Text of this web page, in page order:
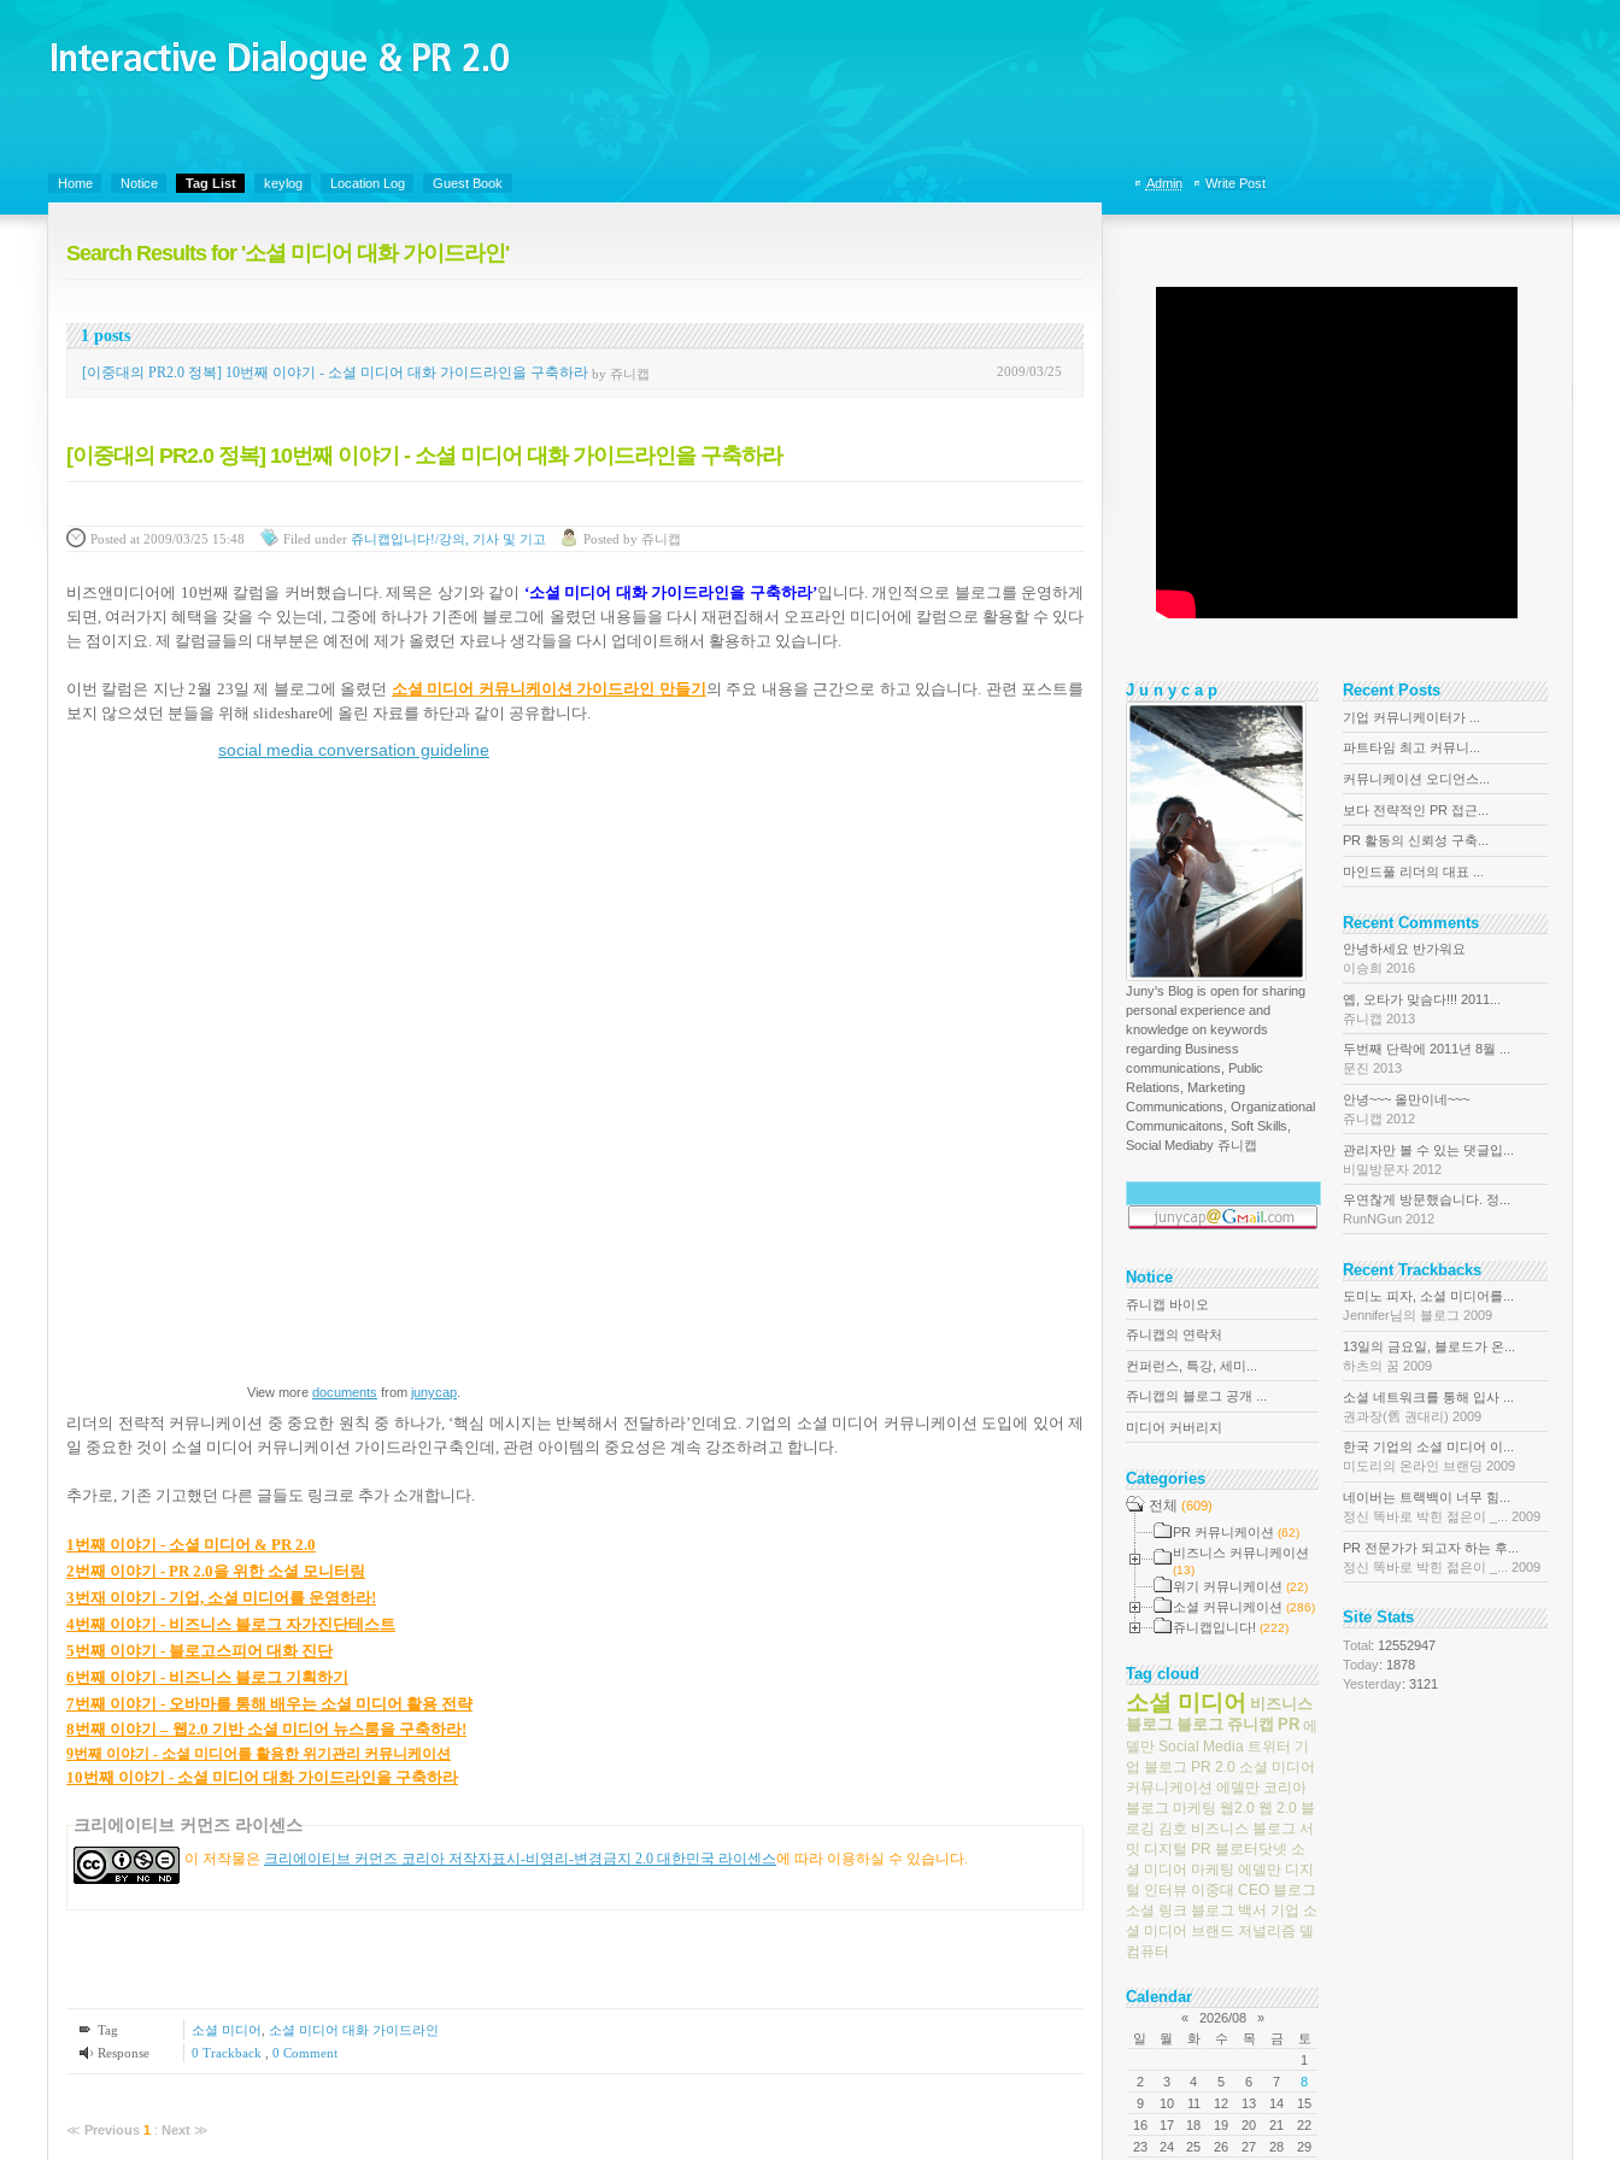
Interactive Dialogue &
PR 2.0
Home Notice Tag List keylog Location Log Guest Book
Search Results for '소셜 미디어 대화 가이드라인'
1 posts
2009/03/25
[이중대의 PR2.0 정복] 10번째 이야기 - 소셜 미디어 대화 가이드라인을 구축하라 by 쥬니캡
[이중대의 PR2.0 정복] 10번째 이야기 - 소셜 미디어 대화 가이드라인을 구축하라
Posted at 2009/03/25 15:48 Filed under 쥬니캡입니다!/강의, 기사 및 기고 Posted by 쥬니캡
비즈앤미디어에 10번째 칼럼을 커버했습니다. 제목은 상기와 같이 ‘소셜 미디어 대화 가이드라인을 구축하라’입니다. 개인적으로 블로그를 운영하게
되면 , 여러가지 혜택을 갖을 수 있는데, 그중에 하나가 기존에 블로그에 올렸던 내용들을 다시 재편집해서 오프라인 미디어에 칼럼으로 활용할 수 있다
는 점이지요. 제 칼럼글들의 대부분은 예전에 제가 올렸던 자료나 생각들을 다시 업데이트해서 활용하고 있습니다.
이번 칼럼은 지난2월 23일 제 블로그에 올렸던 소셜 미디어 커뮤니케이션 가이드라인 만들기 의 주요 내용을 근간으로 하고 있습니다. 관련 포스트를
보지 않으셨던 분들을 위해 slideshare에 올린 자료를 하단과 같이 공유합니다.
social media conversation guideline
View more documents from junycap
리더의 전략적 커뮤니케이션 중 중요한 원칙 중 하나가, ‘핵심 메시지는 반복해서 전달하라’인데요. 기업의 소셜 미디어 커뮤니케이션 도입에 있어 제
일 중요한 것이 소셜 미디어 커뮤니케이션 가이드라인구축인데 , 관련 아이템의 중요성은 계속 강조하려고 합니다.
추가로, 기존 기고했던 다른 글들도 링크로 추가 소개합니다.
1번째 이야기 - 소셜 미디어 & PR 2.0
2번째 이야기 - PR 2.0을 위한 소셜 모니터링
3번재 이야기 - 기업, 소셜 미디어를 운영하라!
4번째 이야기 - 비즈니스 블로그 자가진단테스트
5번째 이야기 - 블로고스피어 대화 진단
6번째 이야기 - 비즈니스 블로그 기획하기
7번째 이야기 - 오바마를 통해 배우는 소셜 미디어 활용 전략
8번째 이 야기 – 웹2.0 기 반 소셜 미 디어 뉴스룸을 구축하라!
9번째 이야기 - 소셜 미디어를 활용한 위기관리 커뮤니케이션
10번째 이야기 - 소셜 미디어 대화 가이드라인을 구축하라
크리에이티브 커먼즈 라이센스
이 저작물은 크리에이티브 커먼즈 코리아 저작자표시-비영리-변경금지 2.0 대한민국 라이센스에 따라 이용하실 수 있습니다.
Tag 소셜 미디어
소셜 미디어 대화 가이드라인
Response
0 Trackback 0 Comment
≪ Previous 1 : Next ≫
Admin Write Post
J u n y c a p
Juny's Blog is open for sharing
personal experience and
knowledge on keywords
regarding Business
communications, Public
Relations, Marketing
Communications, Organizational
Communicaitons, Soft Skills,
Social Mediaby 쥬니캡
Notice
쥬니캡 바이오
쥬니캡의 연락처
컨퍼런스, 특강, 세미...
쥬니캡의 블로그 공개 ...
미디어 커버리지
Categories
전체 (609)
PR 커뮤니케이션 (62)
비즈니스 커뮤니케이션
(13)
위기 커뮤니케이션 (22)
소셜 커뮤니케이션 (286)
쥬니캡입니다! (222)
Tag cloud
소셜 미디어 비즈니스
블로그 블로그 쥬니캡 PR 에
델만 Social Media 트위터 기
업 블로그 PR 2.0 소셜 미디어
커뮤니케이션 에델만 코리아
블로그 마케팅 웹2.0 웹 2.0 블
로깅 김호 비즈니스 블로그 서
밋 디지털 PR 블로터닷넷 소
셜 미디어 마케팅 에델만 디지
털 인터뷰 이중대 CEO 블로그
소셜 링크 블로그 백서 기업 소
셜 미디어 브랜드 저널리즘 델
컴퓨터
Calendar
« 2026/08
»
일
월 화 수 목 금
토
1
2
3 4 5 6 7
8
9
10 11 12 13 14
15
16
17 18 19 20 21
22
23
24 25 26 27 28 29
Recent Posts
기업 커뮤니케이터가 ...
파트타임 최고 커뮤니...
커뮤니케이션 오디언스...
보다 전략적인 PR 접근...
PR 활동의 신뢰성 구축...
마인드풀 리더의 대표 ...
Recent Comments
안녕하세요 반가워요
이승희 2016
옙, 오타가 맞슴다!!! 2011...
쥬니캡 2013
두번째 단락에 2011년 8월 ...
문진 2013
안녕~~~ 올만이네~~~
쥬니캡 2012
관리자만 볼 수 있는 댓글입...
비밀방문자 2012
우연찮게 방문했습니다. 정...
RunNGun 2012
Recent Trackbacks
도미노 피자, 소셜 미디어를...
Jennifer님의 블로그 2009
13일의 금요일, 블로드가 온...
하츠의 꿈 2009
소셜 네트워크를 통해 입사 ...
권과장(舊 권대리) 2009
한국 기업의 소셜 미디어 이...
미도리의 온라인 브랜딩 2009
네이버는 트랙백이 너무 힘...
정신 똑바로 박힌 젊은이 _... 2009
PR 전문가가 되고자 하는 후...
정신 똑바로 박힌 젊은이 _... 2009
Site Stats
Total: 12552947
Today: 1878
Yesterday: 3121